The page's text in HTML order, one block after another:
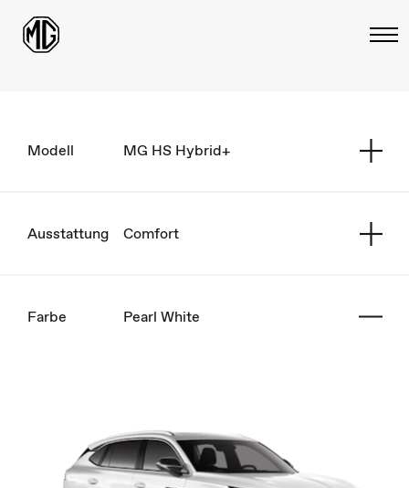
Modell MG HS Hybrid+
Ausstattung Comfort
Farbe Pearl White